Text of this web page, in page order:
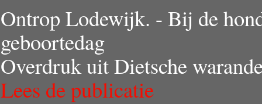
Ontrop Lodewijk. - Bij de
geboortedag
Overdruk uit Dietsche
Lees de publicatie